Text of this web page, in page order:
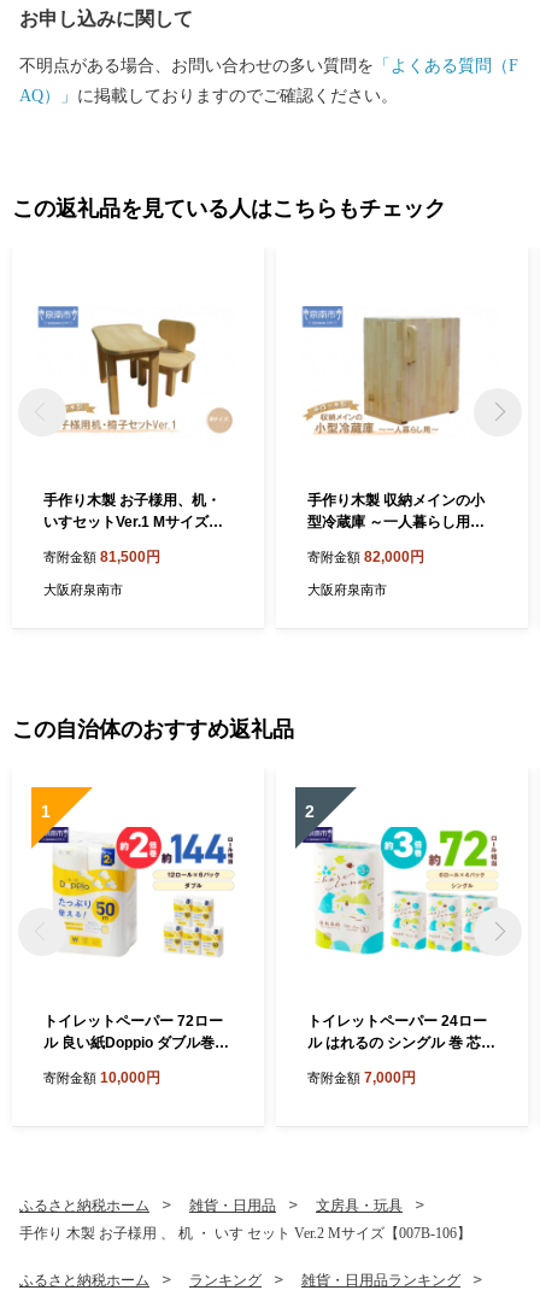
お申し込みに関して
不明点がある場合、お問い合わせの多い質問を 「よくある質問（F
AQ）」 に掲載しておりますのでご確認ください。
この返礼品を見ている人はこちらもチェック
手作り木製 お子様用、机・
いすセットVer.1 Mサイズ【0
寄附金額 81,500円
大阪府泉南市
手作り木製 収納メインの小
型冷蔵庫 ～一人暮らし用～
寄附金額 82,000円
大阪府泉南市
この自治体のおすすめ返礼品
1
トイレットペーパー 72ロー
ル 良い紙Doppio ダブル巻
縄】【60営業日以内に発
寄附金額 10,000円
2
トイレットペーパー 24ロー
ル はれるの シングル 巻 芯な
北海道・沖縄】【2026年8月
寄附金額 7,000円
ふるさと納税ホーム 雑貨・日用品
文房具・玩具
手作り 木製 お子様用 、 机 ・ いす セット Ver.2 Mサイズ【007B-106】
ふるさと納税ホーム ランキング
雑貨・日用品ランキング